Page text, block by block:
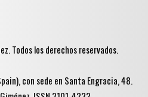
Todos los derechos reservados.
con sede en Santa Engracia, 48.